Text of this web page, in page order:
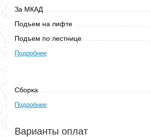
За МКАД
Подъем на лифте
Подъем по лестнице
Подробнее
Сборка
Подробнее
Варианты оплат